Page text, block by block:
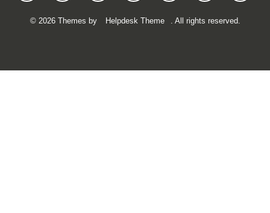
© 2026Themes by Helpdesk Theme . All rights reserved.